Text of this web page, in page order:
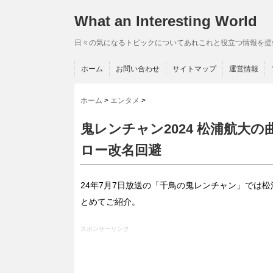
What an Interesting World
日々の気になるトピックについてあれこれと役立つ情報を
ホーム お問い合わせ サイトマップ 運営情報
ホーム > エンタメ >
鬼レンチャン2024 松浦航大の
ロー改名回避
24年7月7日放送の「千鳥の鬼レンチャン」では
とめてご紹介。
スポンサーリンク